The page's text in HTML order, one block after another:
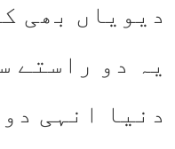
دیویاں بھی
یہ دو راستے
دنیا انہی